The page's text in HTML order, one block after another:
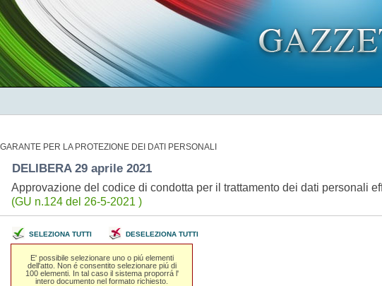
GARANTE PER LA PROTEZIONE DEI DATI PERSONALI
DELIBERA 29 aprile 2021
Approvazione del codice di condotta per il trattamento dei dati personali
(GU n.124 del 26-5-2021 )
SELEZIONA TUTTI DESELEZIONA TUTTI
E' possibile selezionare uno o piú elementi
dell'atto. Non é consentito selezionare piú di
100 elementi. In tal caso il sistema proporrá l'
intero documento nel formato richiesto.